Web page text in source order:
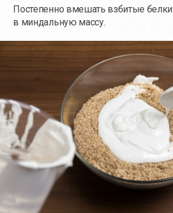
Постепенно вмешать взбитые белки
в миндальную массу.